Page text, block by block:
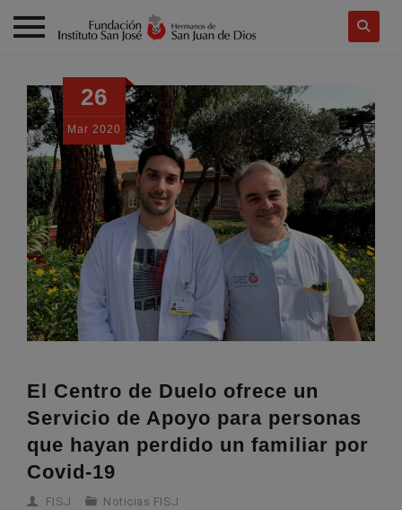
content
26
Mar 2020
El Centro de Duelo ofrece un
Servicio de Apoyo para personas
que hayan perdido un familiar por
Covid-19
FISJ Noticias FISJ